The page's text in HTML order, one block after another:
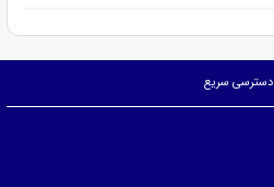
دسترسی سریع